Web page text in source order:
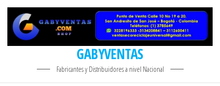
GABYVENTAS
Fabricantes y Distribuidores a nivel Nacional